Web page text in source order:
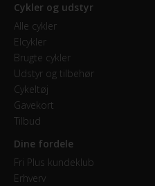
Cykler og udstyr
Alle cykler
Elcykler
Brugte cykler
Udstyr og tilbehør
Cykeltøj
Gavekort
Tilbud
Dine fordele
Fri Plus kundeklub
Erhverv